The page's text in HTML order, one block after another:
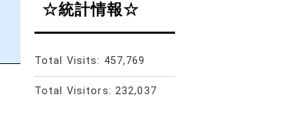
☆統計情報☆
Total Visits: 457,769
Total Visitors: 232,037